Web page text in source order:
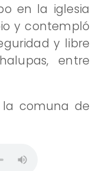
en la iglesia
y contempló
y libre
entre
comuna de